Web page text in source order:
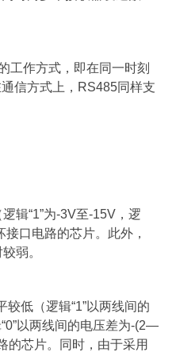
作方式，即在同一时刻
信方式上，RS485同样支
“1”为-3V至-15V，逻
接口电路的芯片。此外，
弱。
低（逻辑“1”以两线间的
以两线间的电压差为-(2—
的芯片。同时，由于采用